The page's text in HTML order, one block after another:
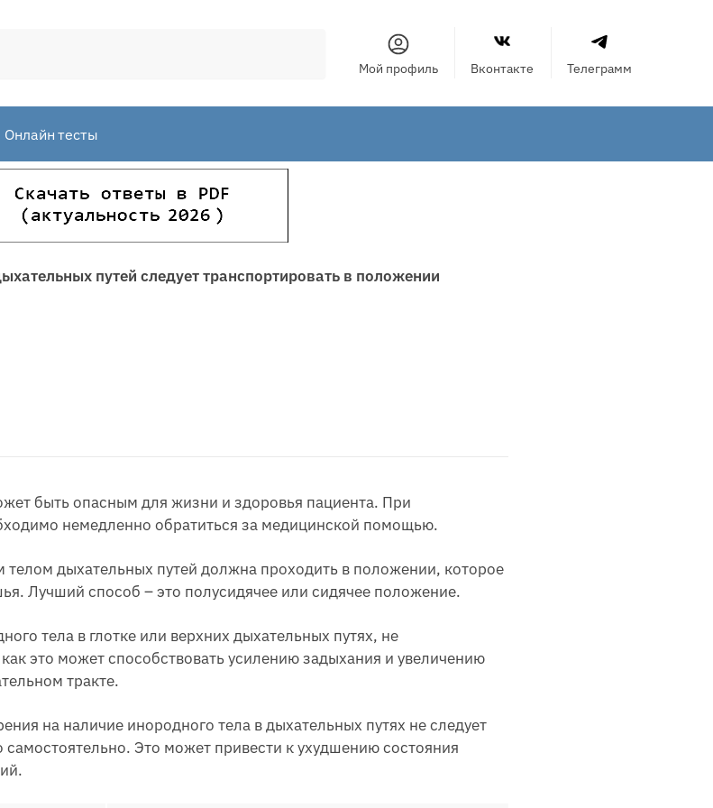
Мой профиль Вконтакте Телеграмм
Онлайн тесты
путей следует транспортировать в положении
быть опасным для жизни и здоровья пациента. При
немедленно обратиться за медицинской помощью.
дыхательных путей должна проходить в положении, которое
Лучший способ – это полусидячее или сидячее положение.
тела в глотке или верхних дыхательных путях, не
это может способствовать усилению задыхания и увеличению
тракте.
на наличие инородного тела в дыхательных путях не следует
Это может привести к ухудшению состояния